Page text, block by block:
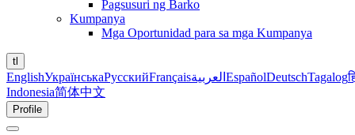
Pagsusuri ng Barko
Kumpanya
Mga Oportunidad para sa mga Kumpanya
tl
EnglishУкраїнськаРусскийFrançaisالعربية EspañolDeutschTagalog
Indonesia简体中文
Profile